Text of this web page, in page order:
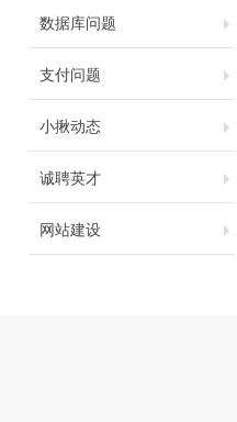
数据库问题
支付问题
小揪动态
诚聘英才
网站建设